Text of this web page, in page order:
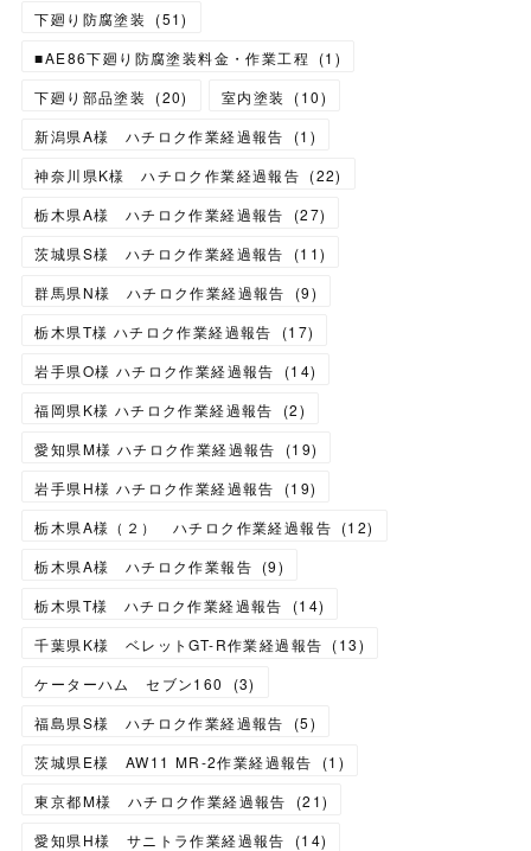
下廻り防腐塗装
(51)
■AE86下廻り防腐塗装料金・作業工程
(1 )
下廻り部品塗装
(20) 室内塗装 (10)
新潟県A様 ハチロク作業経過報告
(1 )
神奈川県K様 ハチロク作業経過報告 (22)
栃木県A様 ハチロク作業経過報告
(27)
茨城県S様 ハチロク作業経過報告
(11)
群馬県N様 ハチロク作業経過報告
(9)
栃木県T様 ハチロク作業経過報告
(17)
岩手県O様 ハチロク作業経過報告
(14)
福岡県K様 ハチロク作業経過報告
(2)
愛知県M様 ハチロク作業経過報告
(19)
岩手県H様 ハチロク作業経過報告
(19)
栃木県A様（２） ハチロク作業経過報告 (12)
栃木県A様 ハチロク作業報告 (9)
栃木県T様 ハチロク作業経過報告
(14)
千葉県K様 ベレットGT-R作業経過報告 (13)
ケーターハム セブン160
(3)
福島県S様 ハチロク作業経過報告
(5)
茨城県E様 AW11 MR-2作業経過報告
(1 )
東京都M様 ハチロク作業経過報告
(21)
愛知県H様 サニトラ作業経過報告
(14)